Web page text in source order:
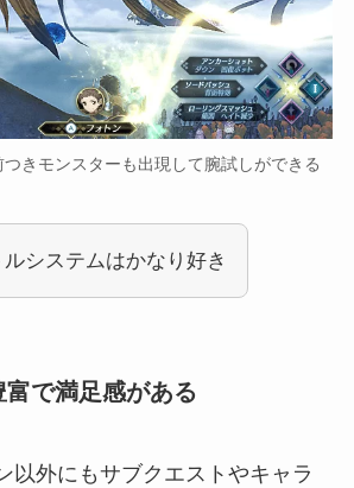
きモンスターも出現して腕試しができる
システムはかなり好き
で満足感がある
以外にもサブクエストやキャラ